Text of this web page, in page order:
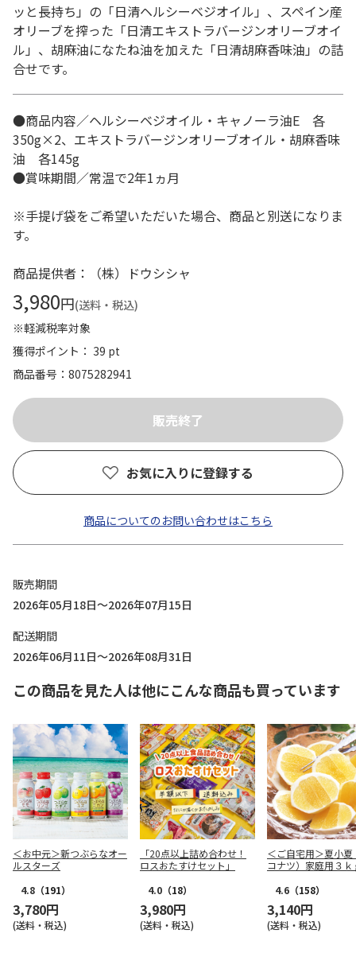
ッと長持ち」の「日清ヘルシーベジオイル」、スペイン産
オリーブを搾った「日清エキストラバージンオリーブオイ
ル」、胡麻油になたね油を加えた「日清胡麻香味油」の詰
合せです。
●商品内容／ヘルシーベジオイル・キャノーラ油E 各
350g×2、エキストラバージンオリーブオイル・胡麻香味
油 各145g
●賞味期間／常温で2年1ヵ月
※手提げ袋をご希望いただいた場合、商品と別送になりま
す。
商品提供者：（株）ドウシシャ
3,980円(送料・税込)
※軽減税率対象
獲得ポイント： 39 pt
商品番号
8075282941
お気に入りに登録する
商品についてのお問い合わせはこちら
販売期間
2026年05月18日～2026年07月15日
配送期間
2026年06月11日～2026年08月31日
この商品を見た人は他にこんな商品も買っています
＜お中元＞新つぶらなオー
ルスターズ
4.8 （191）
3,780円
(送料・税込)
「20点以上詰め合わせ！
ロスおたすけセット」
4.0 （18）
3,980円
(送料・税込)
＜ご自宅用＞夏小夏
コナツ）家庭用３ｋ
4.6 （158）
3,140円
(送料・税込)